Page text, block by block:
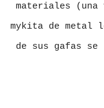
materiales (una
mykita de metal
de sus gafas se